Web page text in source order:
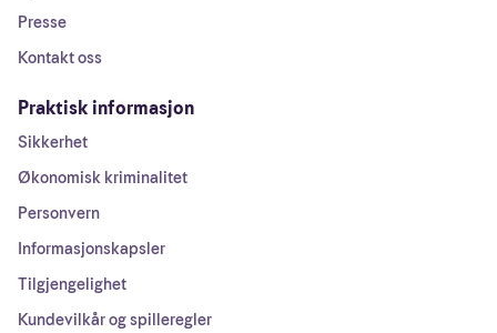
Presse
Kontakt oss
Praktisk informasjon
Sikkerhet
Økonomisk kriminalitet
Personvern
Informasjonskapsler
Tilgjengelighet
Kundevilkår og spilleregler